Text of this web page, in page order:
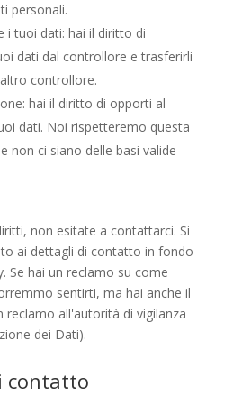
personali.
i tuoi dati: hai il diritto di
dati dal controllore e trasferirli
controllore.
hai il diritto di opporti al
dati. Noi rispetteremo questa
non ci siano delle basi valide
non esitate a contattarci. Si
ai dettagli di contatto in fondo
Se hai un reclamo su come
sentirti, ma hai anche il
reclamo all'autorità di vigilanza
dei Dati).
contatto